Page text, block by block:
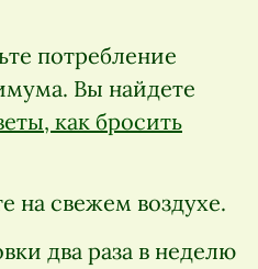
потребление
Вы найдете
как бросить
на свежем воздухе.
два раза в неделю